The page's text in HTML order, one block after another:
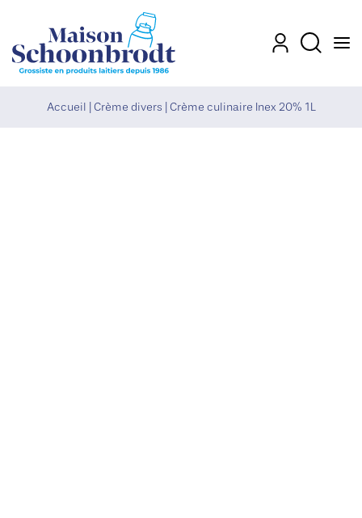
Accueil Crème divers Crème culinaire Inex 20% 1L